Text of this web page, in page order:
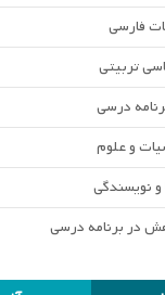
فارسی
تربیتی
درسی
و علوم
و نویسندگی
در برنامه درسی